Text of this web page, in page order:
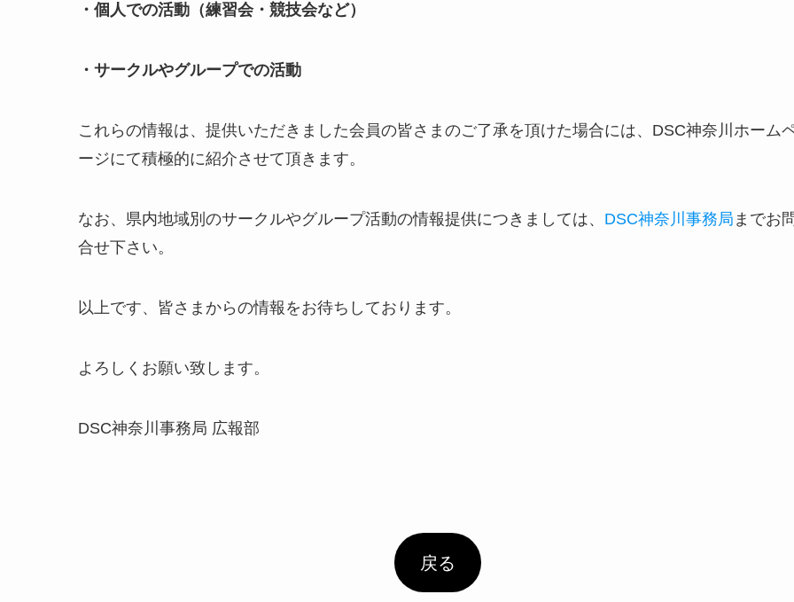
・個人での活動（練習会・競技会など）
・サークルやグループでの活動
これらの情報は、提供いただきました会員の皆さまのご了承を頂けた場合には、DSC神奈川ホーム
ージにて積極的に紹介させて頂きます。
なお、県内地域別のサークルやグループ活動の情報提供につきましては、 DSC神奈川事務局 までお
合せ下さい。
以上です、皆さまからの情報をお待ちしております。
よろしくお願い致します。
DSC神奈川事務局 広報部
戻る